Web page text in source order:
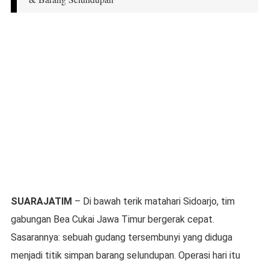
SUARAJATIM – Di bawah terik matahari Sidoarjo, tim
gabungan Bea Cukai Jawa Timur bergerak cepat.
Sasarannya: sebuah gudang tersembunyi yang diduga
menjadi titik simpan barang selundupan. Operasi hari itu